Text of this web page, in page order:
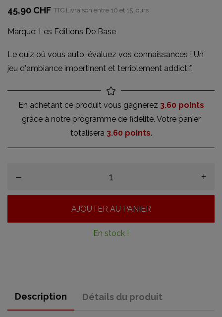
45,90 CHF TTC Livraison entre 10 et 15 jours
Marque: Les Editions De Base
Le quiz où vous auto-évaluez vos connaissances ! Un
jeu d'ambiance impertinent et terriblement addictif.
En achetant ce produit vous gagnerez 3.60 points
grâce à notre programme de fidélité. Votre panier
totalisera 3.60 points.
– +
AJOUTER AU PANIER
En stock !
Description Détails du produit